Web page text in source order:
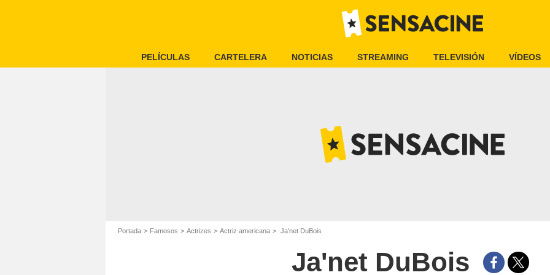
PELÍCULAS CARTELERA NOTICIAS STREAMING TELEVISIÓN VÍDEOS
Portada Famosos Actrizes Actriz americana Ja'net DuBois
Ja'net DuBois